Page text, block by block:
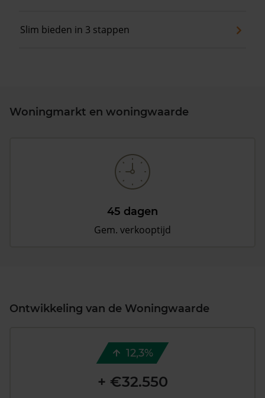
Slim bieden in 3 stappen
Woningmarkt en woningwaarde
45 dagen
Gem. verkooptijd
Ontwikkeling van de Woningwaarde
12,3%
+ €32.550